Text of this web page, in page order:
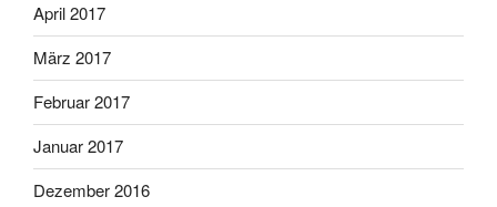
April 2017
März 2017
Februar 2017
Januar 2017
Dezember 2016